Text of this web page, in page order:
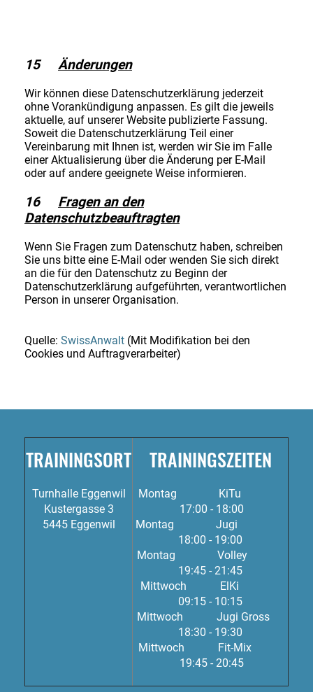
15 Änderungen
Wir können diese Datenschutzerklärung jederzeit
ohne Vorankündigung anpassen. Es gilt die jeweils
aktuelle, auf unserer Website publizierte Fassung.
Soweit die Datenschutzerklärung Teil einer
Vereinbarung mit Ihnen ist, werden wir Sie im Falle
einer Aktualisierung über die Änderung per E-Mail
oder auf andere geeignete Weise informieren.
16
Fragen an den
Datenschutzbeauftragten
Wenn Sie Fragen zum Datenschutz haben, schreiben
Sie uns bitte eine E-Mail oder wenden Sie sich direkt
an die für den Datenschutz zu Beginn der
Datenschutzerklärung aufgeführten, verantwortlichen
Person in unserer Organisation.
Quelle: SwissAnwalt (Mit Modifikation bei den
Cookies und Auftragverarbeiter)
TRAININGSORT
Turnhalle Eggenwil
Kustergasse 3
5445 Eggenwil
TRAININGSZEITEN
Montag
KiTu
17:00 - 18:00
Montag Jugi
18:00 - 19:00
Montag Volley
19:45 - 21:45
Mittwoch
ElKi
09:15 - 10:15
Mittwoch Jugi Gross
18:30 - 19:30
Mittwoch Fit-Mix
19:45 - 20:45